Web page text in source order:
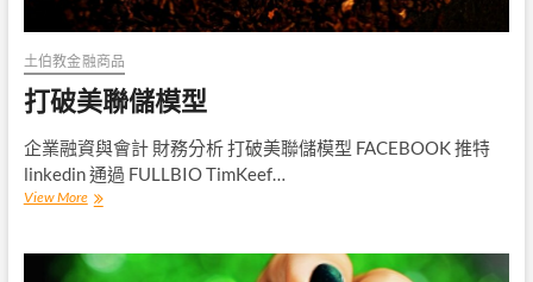
土伯教金融商品
打破美聯儲模型
企業融資與會計 財務分析 打破美聯儲模型 FACEBOOK 推特
linkedin 通過 FULLBIO TimKeef…
View More打
聯